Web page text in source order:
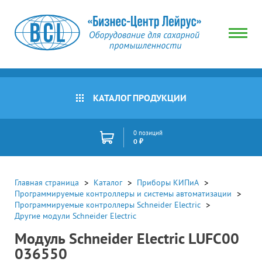
КАТАЛОГ ПРОДУКЦИИ
0 позиций
0 ₽
Главная страница Каталог
Приборы КИПиА
Программируемые контроллеры и системы автоматизации
Программируемые контроллеры Schneider Electric
Другие модули Schneider Electric
Модуль Schneider Electric LUFC00
036550